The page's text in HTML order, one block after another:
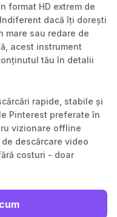
format HD extrem de
dacă îți dorești
mare sau redare de
acest instrument
tău în detalii
rapide, stabile și
Pinterest preferate în
vizionare offline
descărcare video
costuri - doar